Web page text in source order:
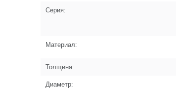
Серия:
Материал:
Толщина:
Диаметр: